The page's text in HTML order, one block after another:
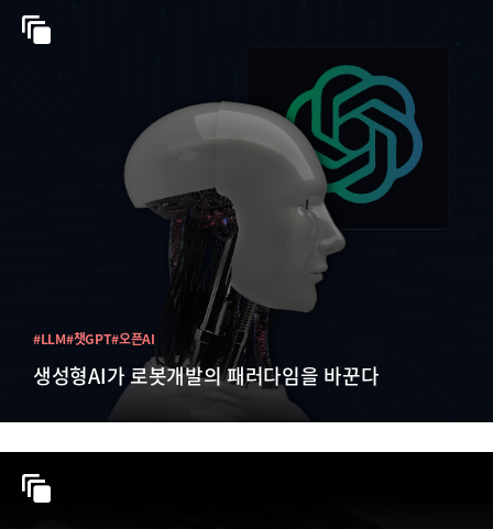
생성형AI가 로봇개발의 패러다임을 바꾼다
#LLM#챗GPT#오픈AI